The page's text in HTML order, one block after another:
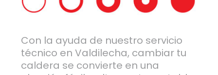
Con la ayuda de nuestro servicio
técnico en Valdilecha, cambiar tu
caldera se convierte en una